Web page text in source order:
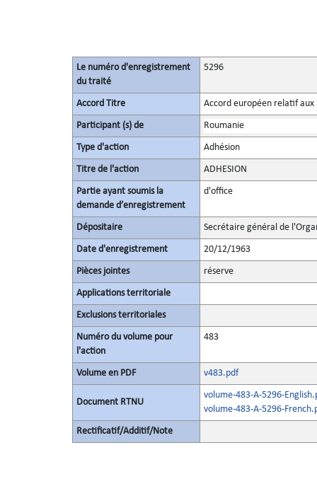
Le numéro d'enregistrement
du traité
5296
Accord Titre Accord européen relatif
Participant (s) de Roumanie
Type d'action Adhésion
Titre de l'action ADHESION
Partie ayant soumis la
demande d’enregistrement
d'office
Dépositaire Secrétaire général de
Date d'enregistrement 20/12/1963
Pièces jointes réserve
Applications territoriale
Exclusions territoriales
Numéro du volume pour
l'action
483
Volume en PDF v483.pdf
Document RTNU
volume-483-A-5296-
volume-483-A-5296-
Rectificatif/Additif/Note